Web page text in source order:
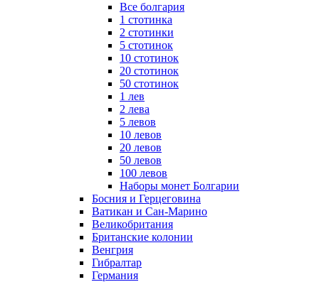
Все болгария
1 стотинка
2 стотинки
5 стотинок
10 стотинок
20 стотинок
50 стотинок
1 лев
2 лева
5 левов
10 левов
20 левов
50 левов
100 левов
Наборы монет Болгарии
Босния и Герцеговина
Ватикан и Сан-Марино
Великобритания
Британские колонии
Венгрия
Гибралтар
Германия